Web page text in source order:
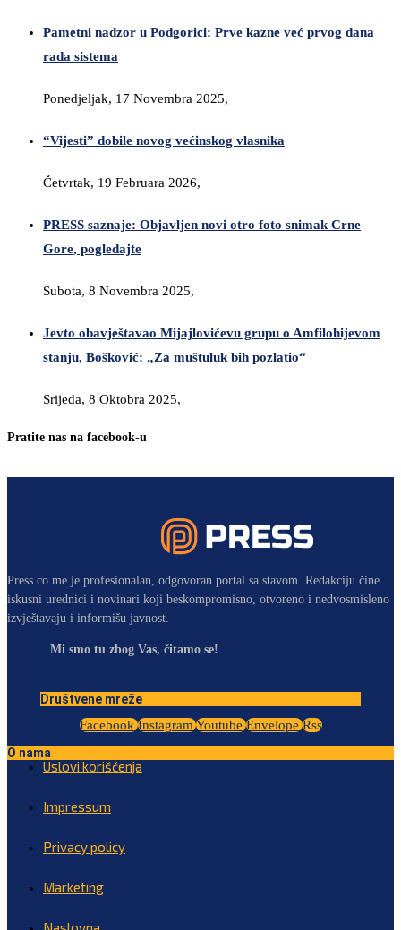
Pametni nadzor u Podgorici: Prve kazne već prvog dana
rada sistema
Ponedjeljak, 17 Novembra 2025,
“Vijesti” dobile novog većinskog vlasnika
Četvrtak, 19 Februara 2026,
PRESS saznaje: Objavljen novi otro foto snimak Crne
Gore, pogledajte
Subota, 8 Novembra 2025,
Jevto obavještavao Mijajlovićevu grupu o Amfilohijevom
stanju, Bošković: „Za muštuluk bih pozlatio“
Srijeda, 8 Oktobra 2025,
Pratite nas na facebook-u
Press.co.me je profesionalan, odgovoran portal sa stavom. Redakciju čine
iskusni urednici i novinari koji beskompromisno, otvoreno i nedvosmisleno
izvještavaju i informišu javnost.
Mi smo tu zbog Vas, čitamo se!
Društvene mreže
Facebook Instagram Youtube Envelope Rss
O nama
Uslovi korišćenja
Impressum
Privacy policy
Marketing